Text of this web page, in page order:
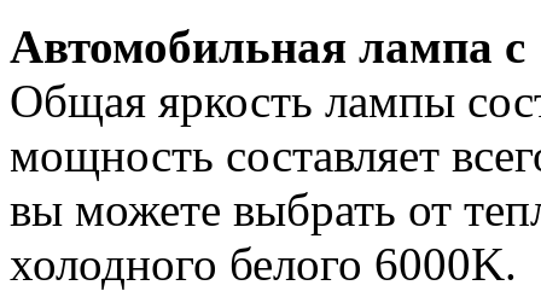
Автомобильная лампа
Общая яркость лампы
мощность составляет
вы можете выбрать от
холодного белого 6000K.